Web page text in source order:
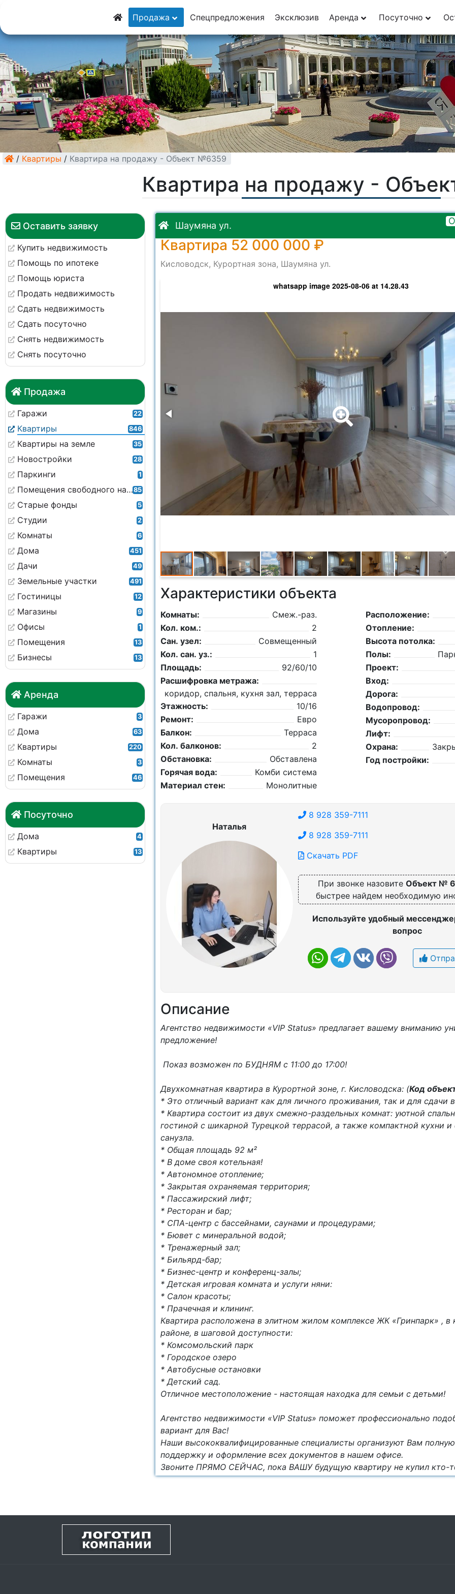
8 (928) 5555-929
8 (928) 3054-111
Продажа Спецпредложения Эксклюзив Аренда Посуточно
/ Квартиры / Квартира на продажу - Объект №6359
Квартира на продажу -
Оставить заявку
Купить недвижимость
Помощь по ипотеке
Помощь юриста
Продать недвижимость
Сдать недвижимость
Сдать посуточно
Снять недвижимость
Снять посуточно
Продажа
Гаражи 22
Квартиры 846
Квартиры на земле 35
Новостройки 28
Паркинги 1
Помещения свободного назначения85
Старые фонды 5
Студии 2
Комнаты 6
Дома 451
Дачи 49
Земельные участки 491
Гостиницы 12
Магазины 9
Офисы 1
Помещения 13
Бизнесы 13
Аренда
Гаражи 3
Дома 63
Квартиры 220
Комнаты 3
Помещения 46
Посуточно
Дома 4
Квартиры 13
Шаумяна ул.
Квартира 52 000 000 ₽
Кисловодск, Курортная зона, Шаумяна ул.
whatsapp image 2025-08-06 at 14.28.43
14.28.43 (2)
Характеристики объекта
Комнаты:
Смеж.-раз.
Кол. ком.:
2
Сан. узел:
Совмещенный
Кол. сан. уз.:
1
Площадь:
92/60/10
Расшифровка метража:
коридор, спальня, кухня зал, терраса
Этажность:
10/16
Ремонт:
Евро
Балкон:
Терраса
Кол. балконов:
2
Обстановка:
Обставлена
Горячая вода:
Комби система
Материал стен:
Монолитные
Расположение:
Отопление:
Высота потолка:
Полы:
Проект:
Вход:
Дорога:
Водопровод:
Мусоропровод:
Лифт:
Охрана:
Год постройки:
Наталья
8 928 359-7111
8 928 359-7111
Скачать PDF
При звонке назовитеОбъект №
быстрее найдем необходимую
Используйте удобный
вопрос
Описание
Агентство недвижимости «VIP Status» предлагает вашему вниманию
предложение!
Показ возможен по БУДНЯМ с 11:00 до 17:00!
Двухкомнатная квартира в Курортной зоне, г. Кисловодска: (Код
* Это отличный вариант как для личного проживания, так и для сдачи
* Квартира состоит из двух смежно-раздельных комнат: уютной
гостиной с шикарной Турецкой террасой, а также компактной кухни
санузла.
* Общая площадь 92 м²
* В доме своя котельная!
* Автономное отопление;
* Закрытая охраняемая территория;
* Пассажирский лифт;
* Ресторан и бар;
* СПА-центр с бассейнами, саунами и процедурами;
* Бювет с минеральной водой;
* Тренажерный зал;
* Бильярд-бар;
* Бизнес-центр и конференц-залы;
* Детская игровая комната и услуги няни:
* Салон красоты;
* Прачечная и клининг.
Квартира расположена в элитном жилом комплексе ЖК «Гринпарк» , в
районе, в шаговой доступности:
* Комсомольский парк
* Городское озеро
* Автобусные остановки
* Детский сад.
Отличное местоположение - настоящая находка для семьи с детьми!
Агентство недвижимости «VIP Status» поможет профессионально
вариант для Вас!
Наши высококвалифицированные специалисты организуют Вам
поддержку и оформление всех документов в нашем офисе.
Звоните ПРЯМО СЕЙЧАС, пока ВАШУ будущую квартиру не купил кто-